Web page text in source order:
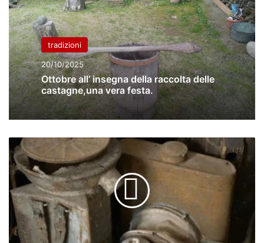
tradizioni
20/10/2025
Ottobre all’ insegna della raccolta delle
castagne,una vera festa.
podcast
di
Guido
Santangelo,
antiche
canzoni
e